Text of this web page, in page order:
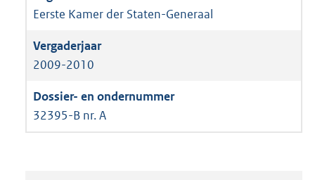
Eerste Kamer der Staten-Generaal
2009-2010
32395-B nr. A